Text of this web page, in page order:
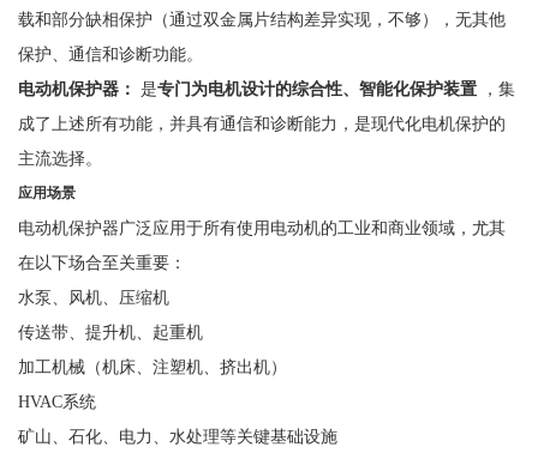
载和部分缺相保护（通过双金属片结构差异实现，不够），无其他
保护、通信和诊断功能。
电动机保护器： 是专门为电机设计的综合性、智能化保护装置
，集
成了上述所有功能，并具有通信和诊断能力，是现代化电机保护的
主流选择。
应用场景
电动机保护器广泛应用于所有使用电动机的工业和商业领域，尤其
在以下场合至关重要：
水泵、风机、压缩机
传送带、提升机、起重机
加工机械（机床、注塑机、挤出机）
HVAC系统
矿山、石化、电力、水处理等关键基础设施